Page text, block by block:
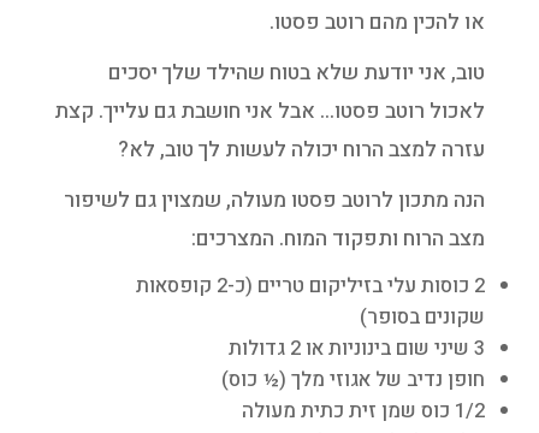
או להכין מהם רוטב פסטו.
טוב, אני יודעת שלא בטוח שהילד שלך יסכים
לאכול רוטב פסטו… אבל אני חושבת גם עלייך. קצת
עזרה למצב הרוח יכולה לעשות לך טוב, לא?
הנה מתכון לרוטב פסטו מעולה, שמצוין גם לשיפור
מצב הרוח ותפקוד המוח. המצרכים:
2 כוסות עלי בזיליקום טריים (כ-2 קופסאות
שקונים בסופר)
3 שיני שום בינוניות או 2 גדולות
חופן נדיב של אגוזי מלך (½ כוס)
1/2 כוס שמן זית כתית מעולה